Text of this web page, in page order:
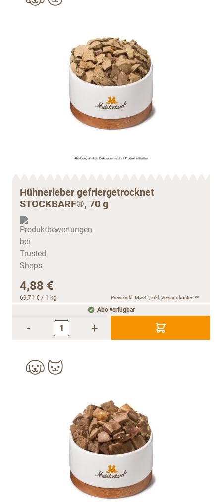
Hühnerleber gefriergetrocknet
STOCKBARF®, 70 g
4,88 €
69,71 € / 1 kg Preise inkl. MwSt., inkl. Versandkosten **
Abo verfügbar
- +